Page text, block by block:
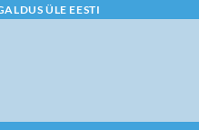
ÜLE EESTI